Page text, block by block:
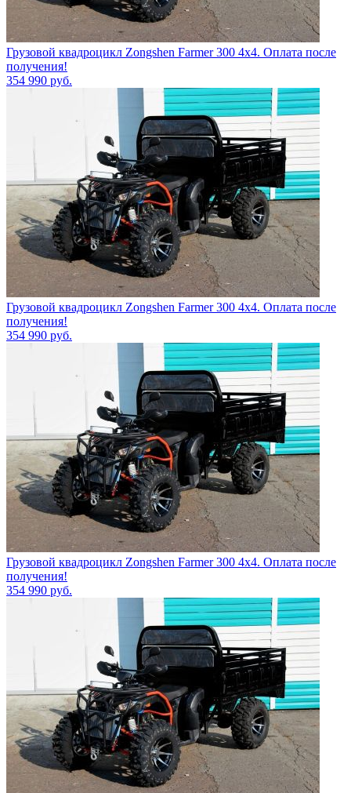
Грузовой квадроцикл Zongshen Farmer 300 4х4. Оплата после
получения!
354 990 руб.
Грузовой квадроцикл Zongshen Farmer 300 4х4. Оплата после
получения!
354 990 руб.
Грузовой квадроцикл Zongshen Farmer 300 4х4. Оплата после
получения!
354 990 руб.